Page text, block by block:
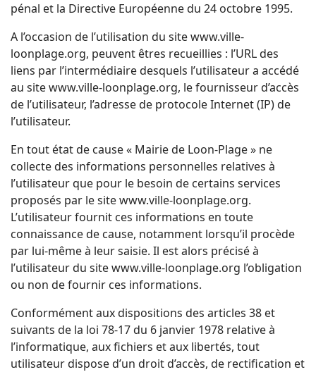
pénal et la Directive Européenne du 24 octobre 1995.
A l’occasion de l’utilisation du site www.ville-
loonplage.org, peuvent êtres recueillies : l’URL des
liens par l’intermédiaire desquels l’utilisateur a accédé
au site www.ville-loonplage.org, le fournisseur d’accès
de l’utilisateur, l’adresse de protocole Internet (IP) de
l’utilisateur.
En tout état de cause « Mairie de Loon-Plage » ne
collecte des informations personnelles relatives à
l’utilisateur que pour le besoin de certains services
proposés par le site www.ville-loonplage.org.
L’utilisateur fournit ces informations en toute
connaissance de cause, notamment lorsqu’il procède
par lui-même à leur saisie. Il est alors précisé à
l’utilisateur du site www.ville-loonplage.org l’obligation
ou non de fournir ces informations.
Conformément aux dispositions des articles 38 et
suivants de la loi 78-17 du 6 janvier 1978 relative à
l’informatique, aux fichiers et aux libertés, tout
utilisateur dispose d’un droit d’accès, de rectification et